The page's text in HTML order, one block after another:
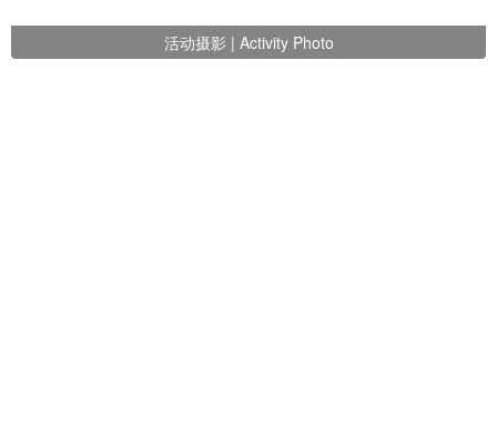
活动摄影 | Activity Photo
商务形象照 | Image Photo